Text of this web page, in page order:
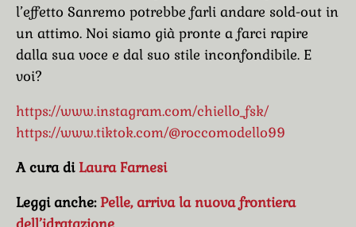
l’effetto Sanremo potrebbe farli andare sold-out in
un attimo. Noi siamo già pronte a farci rapire
dalla sua voce e dal suo stile inconfondibile. E
voi?
https://www.instagram.com/chiello_fsk/
https://www.tiktok.com/@roccomodello99
A cura diLaura Farnesi
Leggi anche:Pelle, arriva la nuova frontiera